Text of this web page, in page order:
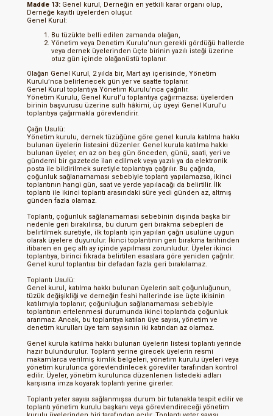
Madde 13: Genel kurul, Derneğin en yetkili karar organı olup,
Derneğe kayıtlı üyelerden oluşur.
Genel Kurul:
Bu tüzükte belli edilen zamanda olağan,
Yönetim veya Denetim Kurulu’nun gerekli gördüğü hallerde
veya dernek üyelerinden üçte birinin yazılı isteği üzerine
otuz gün içinde olağanüstü toplanır.
Olağan Genel Kurul, 2 yılda bir, Mart ayı içerisinde, Yönetim
Kurulu’nca belirlenecek gün yer ve saatte toplanır.
Genel Kurul toplantıya Yönetim Kurulu’nca çağrılır.
Yönetim Kurulu, Genel Kurul’u toplantıya çağırmazsa; üyelerden
birinin başvurusu üzerine sulh hâkimi, üç üyeyi Genel Kurul’u
toplantıya çağırmakla görevlendirir.
Çağrı Usulü:
Yönetim kurulu, dernek tüzüğüne göre genel kurula katılma hakkı
bulunan üyelerin listesini düzenler. Genel kurula katılma hakkı
bulunan üyeler, en az on beş gün önceden, günü, saati, yeri ve
gündemi bir gazetede ilan edilmek veya yazılı ya da elektronik
posta ile bildirilmek suretiyle toplantıya çağrılır. Bu çağrıda,
çoğunluk sağlanamaması sebebiyle toplantı yapılamazsa, ikinci
toplantının hangi gün, saat ve yerde yapılacağı da belirtilir. İlk
toplantı ile ikinci toplantı arasındaki süre yedi günden az, altmış
günden fazla olamaz.
Toplantı, çoğunluk sağlanamaması sebebinin dışında başka bir
nedenle geri bırakılırsa, bu durum geri bırakma sebepleri de
belirtilmek suretiyle, ilk toplantı için yapılan çağrı usulüne uygun
olarak üyelere duyurulur. İkinci toplantının geri bırakma tarihinden
itibaren en geç altı ay içinde yapılması zorunludur. Üyeler ikinci
toplantıya, birinci fıkrada belirtilen esaslara göre yeniden çağrılır.
Genel kurul toplantısı bir defadan fazla geri bırakılamaz.
Toplantı Usulü:
Genel kurul, katılma hakkı bulunan üyelerin salt çoğunluğunun,
tüzük değişikliği ve derneğin feshi hallerinde ise üçte ikisinin
katılımıyla toplanır; çoğunluğun sağlanamaması sebebiyle
toplantının ertelenmesi durumunda ikinci toplantıda çoğunluk
aranmaz. Ancak, bu toplantıya katılan üye sayısı, yönetim ve
denetim kurulları üye tam sayısının iki katından az olamaz.
Genel kurula katılma hakkı bulunan üyelerin listesi toplantı yerinde
hazır bulundurulur. Toplantı yerine girecek üyelerin resmi
makamlarca verilmiş kimlik belgeleri, yönetim kurulu üyeleri veya
yönetim kurulunca görevlendirilecek görevliler tarafından kontrol
edilir. Üyeler, yönetim kurulunca düzenlenen listedeki adları
karşısına imza koyarak toplantı yerine girerler.
Toplantı yeter sayısı sağlanmışsa durum bir tutanakla tespit edilir ve
toplantı yönetim kurulu başkanı veya görevlendireceği yönetim